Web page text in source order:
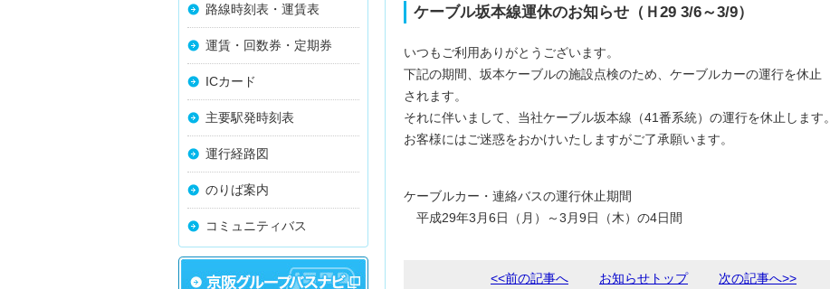
路線時刻表・運賃表
運賃・回数券・定期券
ICカード
主要駅発時刻表
運行経路図
のりば案内
コミュニティバス
ケーブル坂本線運休のお知らせ（Ｈ29 3/6～3/9）
いつもご利用ありがとうございます。
下記の期間、坂本ケーブルの施設点検のため、ケーブルカーの運行を休止
されます。
それに伴いまして、当社ケーブル坂本線（41番系統）の運行を休止します。
お客様にはご迷惑をおかけいたしますがご了承願います。
ケーブルカー・連絡バスの運行休止期間
平成29年3月6日（月）～3月9日（木）の4日間
<<前の記事へ お知らせトップ 次の記事へ>>